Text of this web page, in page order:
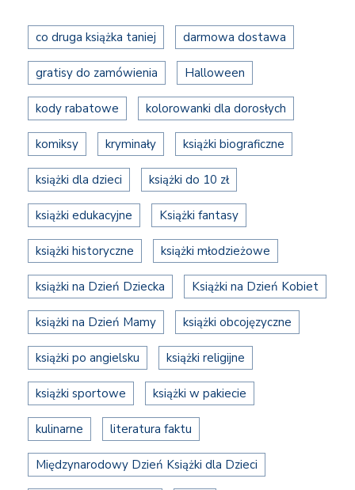
co druga książka taniej darmowa dostawa
gratisy do zamówienia Halloween
kody rabatowe kolorowanki dla dorosłych
komiksy kryminały książki biograficzne
książki dla dzieci książki do 10 zł
książki edukacyjne Książki fantasy
książki historyczne książki młodzieżowe
książki na Dzień Dziecka Książki na Dzień Kobiet
książki na Dzień Mamy książki obcojęzyczne
książki po angielsku książki religijne
książki sportowe książki w pakiecie
kulinarne literatura faktu
Międzynarodowy Dzień Książki dla Dzieci